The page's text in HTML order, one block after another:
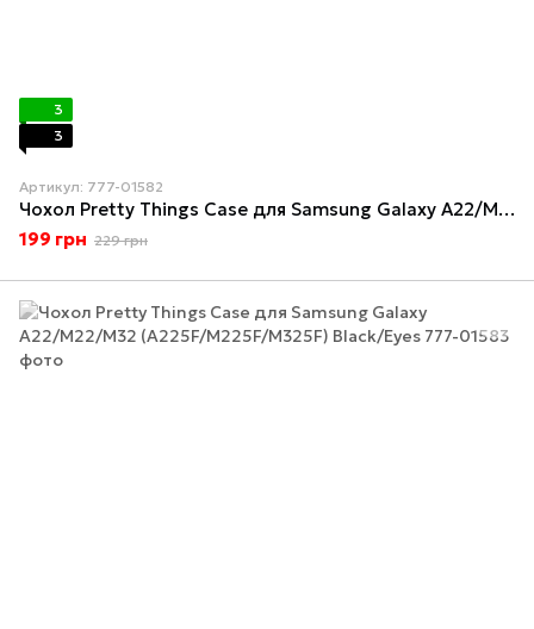
3
3
Артикул: 777-01582
Чохол Pretty Things Case для Samsung Galaxy A22/M22/M32 (A225F/M225F/M325F) Black/Coffee
199 грн 229 грн